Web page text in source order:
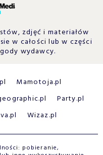
zdjęć i materiałów
w całości lub w części
wydawcy.
Mamotoja.pl
Party.pl
Wizaz.pl
pobieranie,